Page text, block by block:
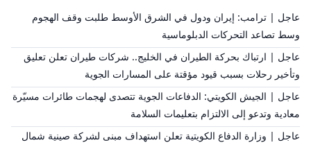
عاجل | ترامب: إيران ودول في الشرق الأوسط طلبت وقف الهجوم
وسط تصاعد التحركات الدبلوماسية
عاجل | ارتباك بحركة الطيران في الخليج.. شركات طيران تعلن تعليق
وتأخير رحلات بسبب قيود مؤقتة على المسارات الجوية
عاجل | الجيش الكويتي: الدفاعات الجوية تتصدى لهجمات طائرات مسيّرة
معادية وتدعو إلى الالتزام بتعليمات السلامة
عاجل | وزارة الدفاع الكويتية تعلن استهداف مبنى لشركة صينية شمال